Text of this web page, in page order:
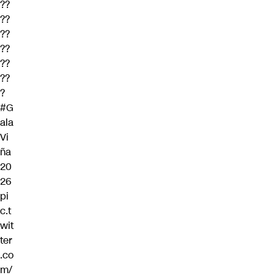
??
??
??
??
??
??
?
#G
ala
Vi
ña
20
26
pi
c.t
wit
ter
.co
m/